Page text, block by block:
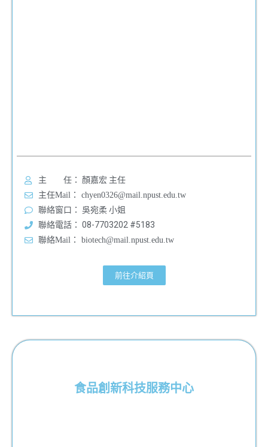
主 任： 顏嘉宏 主任
主任Mail： chyen0326@mail.npust.edu.tw
聯絡窗口： 吳宛柔 小姐
聯絡電話： 08-7703202 #5183
聯絡Mail： biotech@mail.npust.edu.tw
前往介紹頁
食品創新科技服務中心